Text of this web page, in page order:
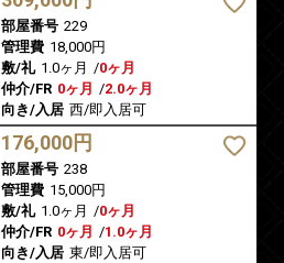
部屋番号 229
管理費 18,000円
敷/礼 1.0ヶ月 /0ヶ月
仲介/FR 0ヶ月 /2.0ヶ月
向き/入居 西/即入居可
176,000円
部屋番号 238
管理費 15,000円
敷/礼 1.0ヶ月 /0ヶ月
仲介/FR 0ヶ月 /1.0ヶ月
向き/入居 東/即入居可